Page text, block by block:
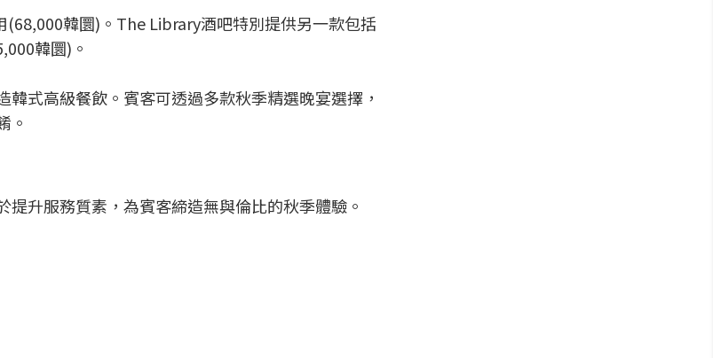
韓圜)。The Library酒吧特別提供另一款包括
韓圜)。
式高級餐飲。賓客可透過多款秋季精選晚宴選擇，
。
升服務質素，為賓客締造無與倫比的秋季體驗。